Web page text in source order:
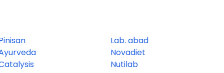
Lab. abad
Novadiet
Nutilab